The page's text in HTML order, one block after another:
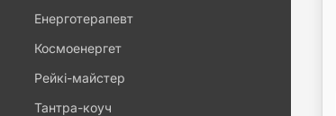
Енерготерапевт
Космоенергет
Рейкі-майстер
Тантра-коуч